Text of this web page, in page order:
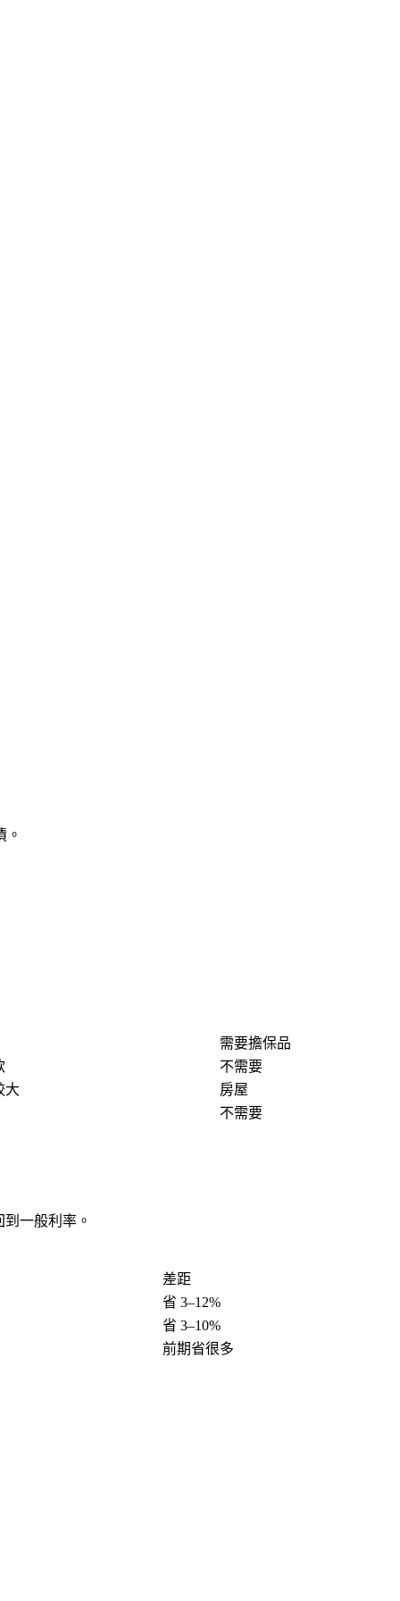
。
需要擔保品
不需要
大
房屋
不需要
一般利率。
差距
省 3–12%
省 3–10%
前期省很多